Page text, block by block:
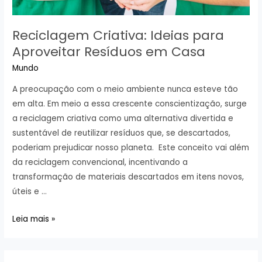
Reciclagem Criativa: Ideias para
Aproveitar Resíduos em Casa
Mundo
A preocupação com o meio ambiente nunca esteve tão
em alta. Em meio a essa crescente conscientização, surge
a reciclagem criativa como uma alternativa divertida e
sustentável de reutilizar resíduos que, se descartados,
poderiam prejudicar nosso planeta. Este conceito vai além
da reciclagem convencional, incentivando a
transformação de materiais descartados em itens novos,
úteis e …
Reciclagem
Leia mais »